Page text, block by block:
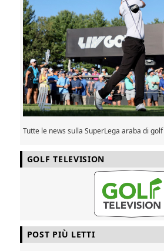
Tutte le news sulla SuperLega araba di golf
GOLF TELEVISION
POST PIÙ LETTI